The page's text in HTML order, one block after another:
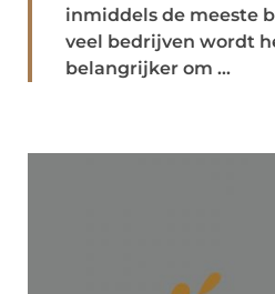
inmiddels de meeste
veel bedrijven wordt
belangrijker om ...